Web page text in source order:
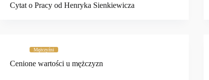
Cytat o Pracy od Henryka Sienkiewicza
Mężczyźni
Cenione wartości u mężczyzn